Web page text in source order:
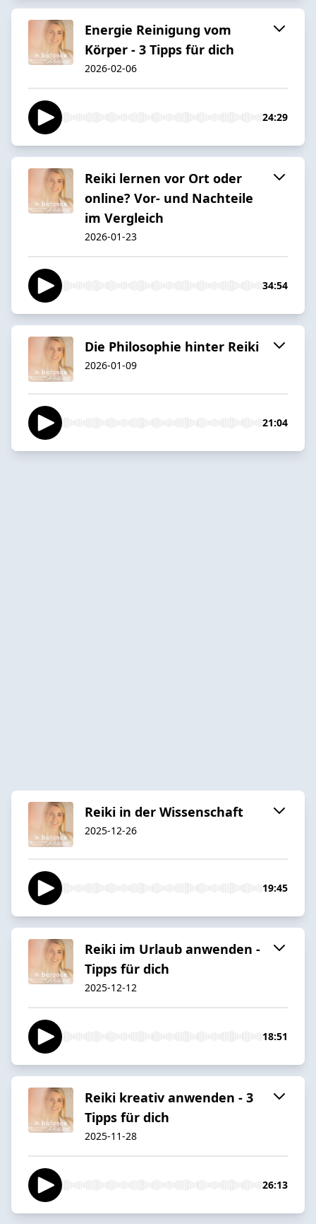
Energie Reinigung vom
Körper - 3 Tipps für dich
2026-02-06
24:29
Reiki lernen vor Ort oder
online? Vor- und Nachteile
im Vergleich
2026-01-23
34:54
Die Philosophie hinter Reiki
2026-01-09
21:04
Reiki in der Wissenschaft
2025-12-26
19:45
Reiki im Urlaub anwenden -
Tipps für dich
2025-12-12
18:51
Reiki kreativ anwenden - 3
Tipps für dich
2025-11-28
26:13